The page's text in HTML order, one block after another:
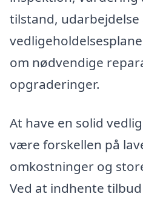
tilstand, udarbejdelse
om nødvendige
opgraderinger.
At have en solid
være forskellen på
omkostninger og
Ved at indhente